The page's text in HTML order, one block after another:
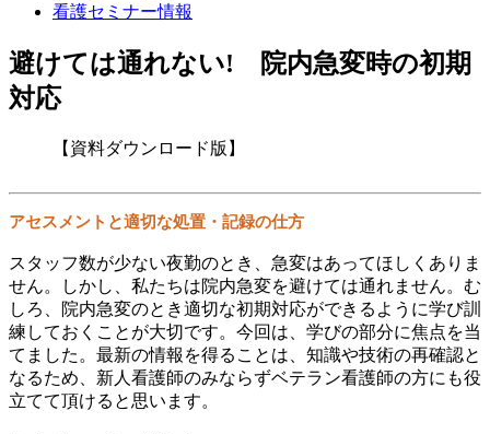
看護セミナー情報
避けては通れない! 院内急変時の初期
対応
【資料ダウンロード版】
アセスメントと適切な処置・記録の仕方
スタッフ数が少ない夜勤のとき、急変はあってほしくありま
せん。しかし、私たちは院内急変を避けては通れません。む
しろ、院内急変のとき適切な初期対応ができるように学び訓
練しておくことが大切です。今回は、学びの部分に焦点を当
てました。最新の情報を得ることは、知識や技術の再確認と
なるため、新人看護師のみならずベテラン看護師の方にも役
立てて頂けると思います。